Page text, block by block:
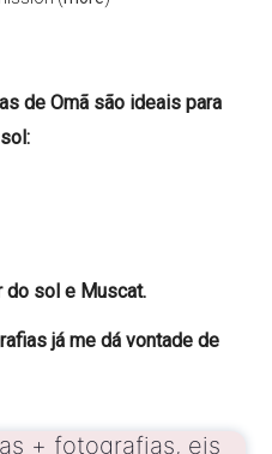
de Omã são ideais para
do sol e Muscat.
já me dá vontade de
+ fotografias, eis